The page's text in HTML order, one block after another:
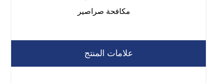
مكافحة صراصير
علامات المنتج